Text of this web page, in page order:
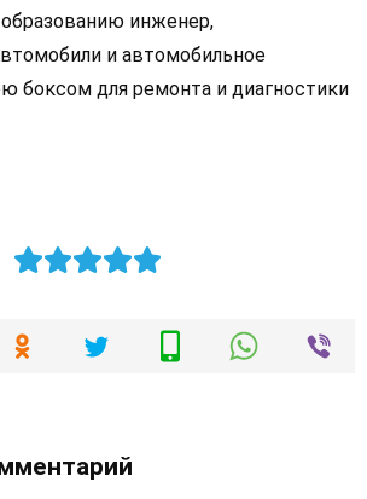
инженер,
и автомобильное
боксом для ремонта и диагностики